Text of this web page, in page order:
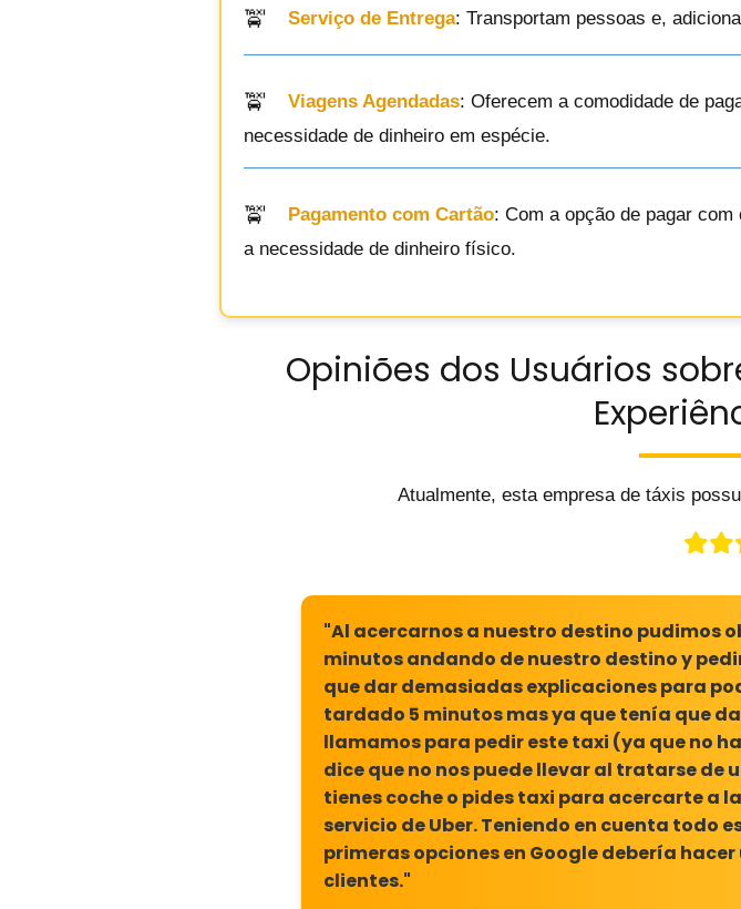
Serviço de Entrega: Transportam pessoas e,
Viagens Agendadas: Oferecem a comodidade de
necessidade de dinheiro em espécie.
Pagamento com Cartão: Com a opção de pagar
a necessidade de dinheiro físico.
Opiniões dos Usuários
Atualmente, esta empresa de táxis
"Al acercarnos a nuestro destino pudimos
minutos andando de nuestro destino y
que dar demasiadas explicaciones para
tardado 5 minutos mas ya que tenía que
llamamos para pedir este taxi (ya que no
dice que no nos puede llevar al tratarse de
tienes coche o pides taxi para acercarte a
servicio de Uber. Teniendo en cuenta todo
primeras opciones en Google debería
clientes."